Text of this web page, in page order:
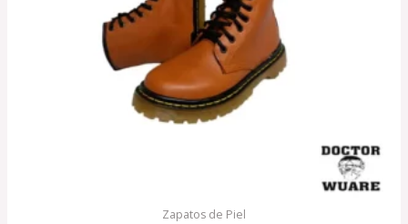
Zapatos de Piel